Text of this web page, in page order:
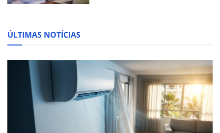
ÚLTIMAS NOTÍCIAS